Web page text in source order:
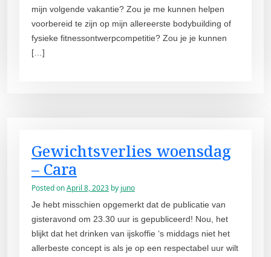
mijn volgende vakantie? Zou je me kunnen helpen
voorbereid te zijn op mijn allereerste bodybuilding of
fysieke fitnessontwerpcompetitie? Zou je je kunnen
[…]
Gewichtsverlies woensdag
– Cara
Posted onApril 8, 2023 by juno
Je hebt misschien opgemerkt dat de publicatie van
gisteravond om 23.30 uur is gepubliceerd! Nou, het
blijkt dat het drinken van ijskoffie ‘s middags niet het
allerbeste concept is als je op een respectabel uur wilt